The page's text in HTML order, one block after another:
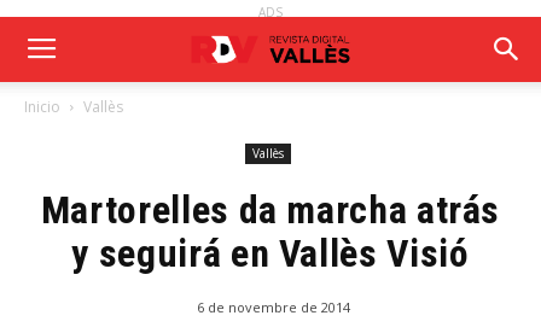
ADS
Inicio Vallès
Vallès
Martorelles da marcha atrás
y seguirá en Vallès Visió
6 de novembre de 2014